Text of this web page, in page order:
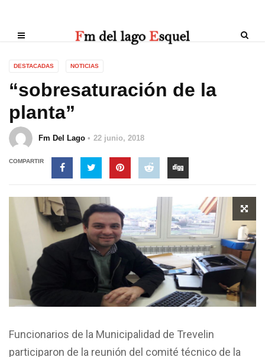
DESTACADAS NOTICIAS
“sobresaturación de la
planta”
Fm Del Lago 22 junio, 2018
COMPARTIR
Funcionarios de la Municipalidad de Trevelin
participaron de la reunión del comité técnico de la